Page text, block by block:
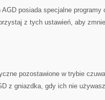
posiada specjalne
z tych ustawień, aby
pozostawione w trybie
z gniazdka, gdy ich nie